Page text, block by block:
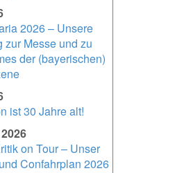
2026 – Unsere
zur Messe und zu
der (bayerischen)
ist 30 Jahre alt!
on Tour – Unser
Confahrplan 2026